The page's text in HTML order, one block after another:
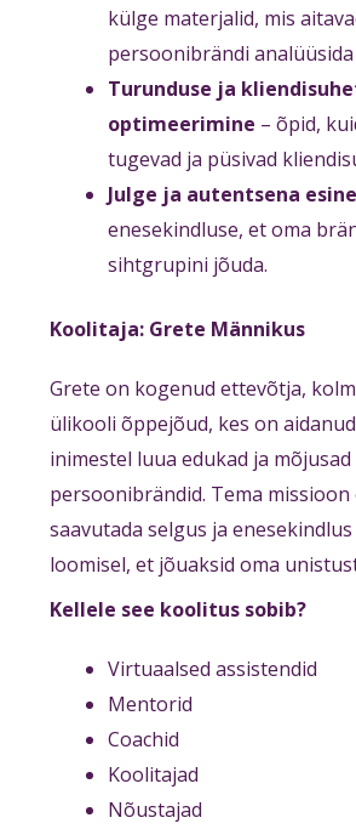
külge materjalid, mis
persoonibrändi
Turunduse ja
optimeerimine – õpid,
tugevad ja püsivad
Julge ja autentsena
enesekindluse, et oma
sihtgrupini jõuda.
Koolitaja: Grete Männikus
Grete on kogenud ettevõtja,
ülikooli õppejõud, kes on
inimestel luua edukad ja mõjusad
persoonibrändid. Tema missioon
saavutada selgus ja
loomisel, et jõuaksid oma
Kellele see koolitus sobib?
Virtuaalsed assistendid
Mentorid
Coachid
Koolitajad
Nõustajad